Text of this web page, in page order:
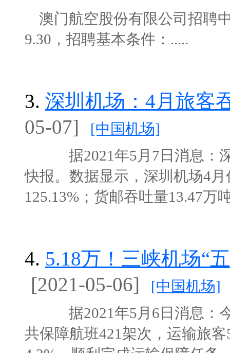
澳门航空股份有限公司招聘
9.30，招聘基本条件：.....
3. 深圳机场：4月旅客
05-07]
[中国机场]
据2021年5月7日消息：深
快报。数据显示，深圳机场4
125.13%；货邮吞吐量13.47万
4. 5.18万！三峡机场“
[2021-05-06]
[中国机场]
据2021年5月6日消息：今
共保障航班421架次，运输旅